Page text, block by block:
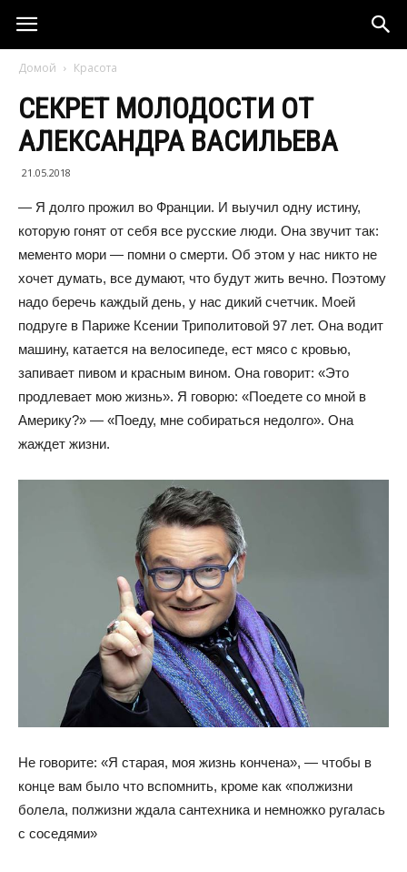
Домой Красота
СЕКРЕТ МОЛОДОСТИ ОТ
АЛЕКСАНДРА ВАСИЛЬЕВА
21.05.2018
— Я долго прожил во Франции. И выучил одну истину,
которую гонят от себя все русские люди. Она звучит так:
мементо мори — помни о смерти. Об этом у нас никто не
хочет думать, все думают, что будут жить вечно. Поэтому
надо беречь каждый день, у нас дикий счетчик. Моей
подруге в Париже Ксении Триполитовой 97 лет. Она водит
машину, катается на велосипеде, ест мясо с кровью,
запивает пивом и красным вином. Она говорит: «Это
продлевает мою жизнь». Я говорю: «Поедете со мной в
Америку?» — «Поеду, мне собираться недолго». Она
жаждет жизни.
Не говорите: «Я старая, моя жизнь кончена», — чтобы в
конце вам было что вспомнить, кроме как «полжизни
болела, полжизни ждала сантехника и немножко ругалась
с соседями»